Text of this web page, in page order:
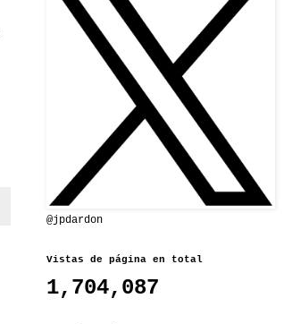
@jpdardon
Vistas de página en total
1,704,087